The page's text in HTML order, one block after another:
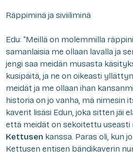
Räppiminä ja siviiliminä
Edu: “Meillä on molemmilla
samanlaisia me ollaan lavalla ja
jengi saa meidän musasta
kusipäitä, ja ne on oikeasti
meidät ja me ollaan ihan
historia on jo vanha, mä nimesin
kaverit lisäsi Edun, joka sitten jäi
että meidät on sekoitettu useasti
Kettusen kanssa. Paras oli, kun
Kettusen entisen bändikaverin